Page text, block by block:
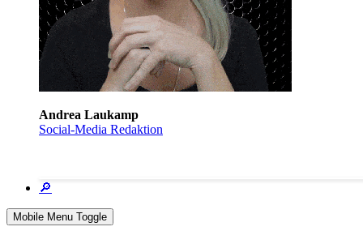
Andrea Laukamp
Social-Media Redaktion
🔎
Mobile Menu Toggle